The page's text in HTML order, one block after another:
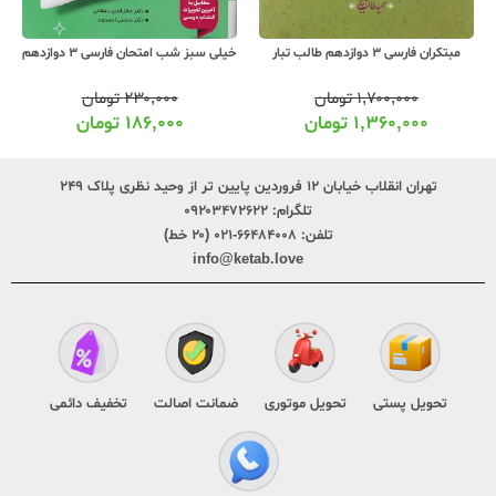
مبتکران فارسی 3 دوازدهم طالب تبار
۱,۷۰۰,۰۰۰تومان
۱,۳۶۰,۰۰۰ تومان
خیلی سبز شب امتحان فارسی 3 دوازدهم
۲۳۰,۰۰۰تومان
۱۸۶,۰۰۰ تومان
تهران انقلاب خیابان ۱۲ فروردین پایین تر از وحید نظری پلاک ۲۴۹
تلگرام: ۰۹۲۰۳۴۷۲۶۲۲
تلفن: ۶۶۴۸۴۰۰۸-۰۲۱ (۲۰ خط)
info@ketab.love
تحویل پستی تحویل موتوری ضمانت اصالت تخفیف دائمی